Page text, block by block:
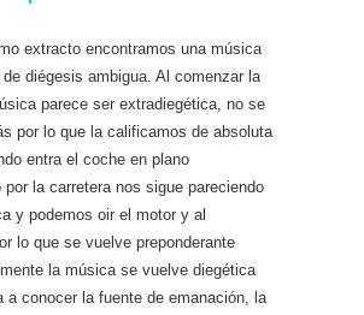
extracto encontramos una música
diégesis ambigua. Al comenzar la
parece ser extradiegética, no se
por lo que la calificamos de absoluta
entra el coche en plano
por la carretera nos sigue pareciendo
y podemos oir el motor y al
lo que se vuelve preponderante
la música se vuelve diegética
a conocer la fuente de emanación, la